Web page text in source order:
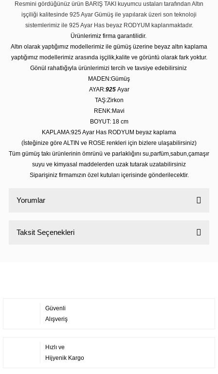
Resmini gördüğünüz ürün BARIŞ TAKI kuyumcu ustaları tarafından Altın
işçiliği kalitesinde 925 Ayar Gümüş ile yapılarak üzeri son teknoloji
sistemlerimiz ile 925 Ayar Has beyaz RODYUM kaplanmaktadır.
Ürünlerimiz firma garantilidir.
Altın olarak yaptığımız modellerimiz ile gümüş üzerine beyaz altın kaplama
yaptığımız modellerimiz arasında işçilik,kalite ve görüntü olarak fark yoktur.
Gönül rahatlığıyla ürünlerimizi tercih ve tavsiye edebilirsiniz
MADEN:Gümüş
AYAR:925 Ayar
TAŞ:Zirkon
RENK:Mavi
BOYUT: 18 cm
KAPLAMA:925 Ayar Has RODYUM beyaz kaplama
(İsteğinize göre ALTIN ve ROSE renkleri için bizlere ulaşabilirsiniz)
Tüm gümüş takı ürünlerinin ömrünü ve parlaklığını su,parfüm,sabun,çamaşır
suyu ve kimyasal maddelerden uzak tutarak uzatabilirsiniz
Siparişiniz firmamızın özel kutuları içerisinde gönderilecektir.
Yorumlar
Taksit Seçenekleri
Güvenli
Alışveriş
Hızlı ve
Hijyenik Kargo